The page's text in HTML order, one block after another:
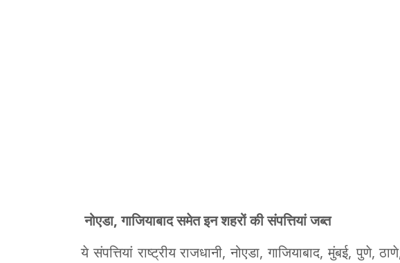
नोएडा,गाजियाबाद समेत इन शहरों की संपत्तियां जब्त
ये संपत्तियां राष्ट्रीय राजधानी, नोएडा, गाजियाबाद, मुंबई,